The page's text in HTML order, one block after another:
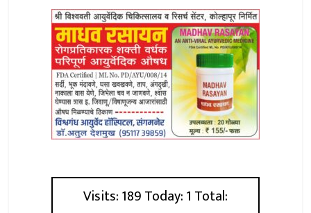
Visits: 189 Today: 1 Total: